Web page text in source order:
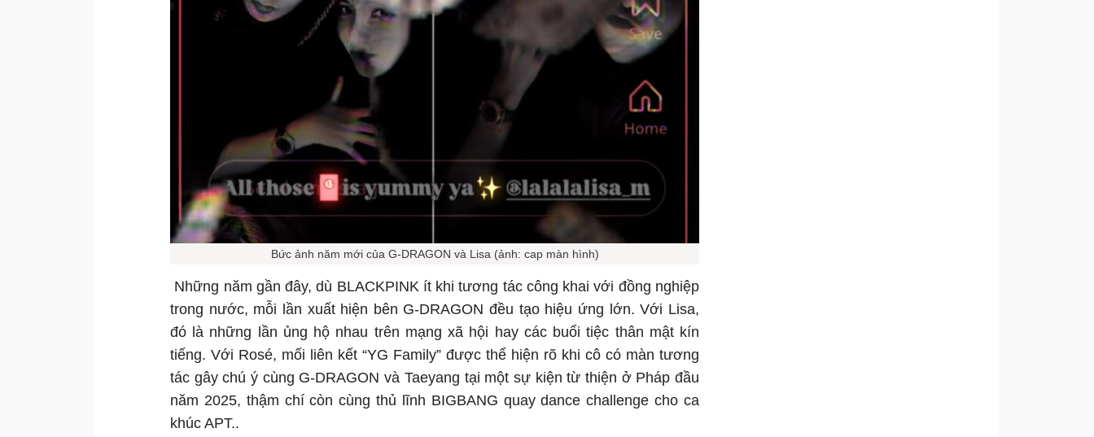
Bức ảnh năm mới của G-DRAGON và Lisa (ảnh: cap màn hình)
Những năm gần đây, dù BLACKPINK ít khi tương tác công khai với đồng nghiệp
trong nước, mỗi lần xuất hiện bên G-DRAGON đều tạo hiệu ứng lớn. Với Lisa,
đó là những lần ủng hộ nhau trên mạng xã hội hay các buổi tiệc thân mật kín
tiếng. Với Rosé, mối liên kết “YG Family” được thể hiện rõ khi cô có màn tương
tác gây chú ý cùng G-DRAGON và Taeyang tại một sự kiện từ thiện ở Pháp đầu
năm 2025, thậm chí còn cùng thủ lĩnh BIGBANG quay dance challenge cho ca
khúc APT..